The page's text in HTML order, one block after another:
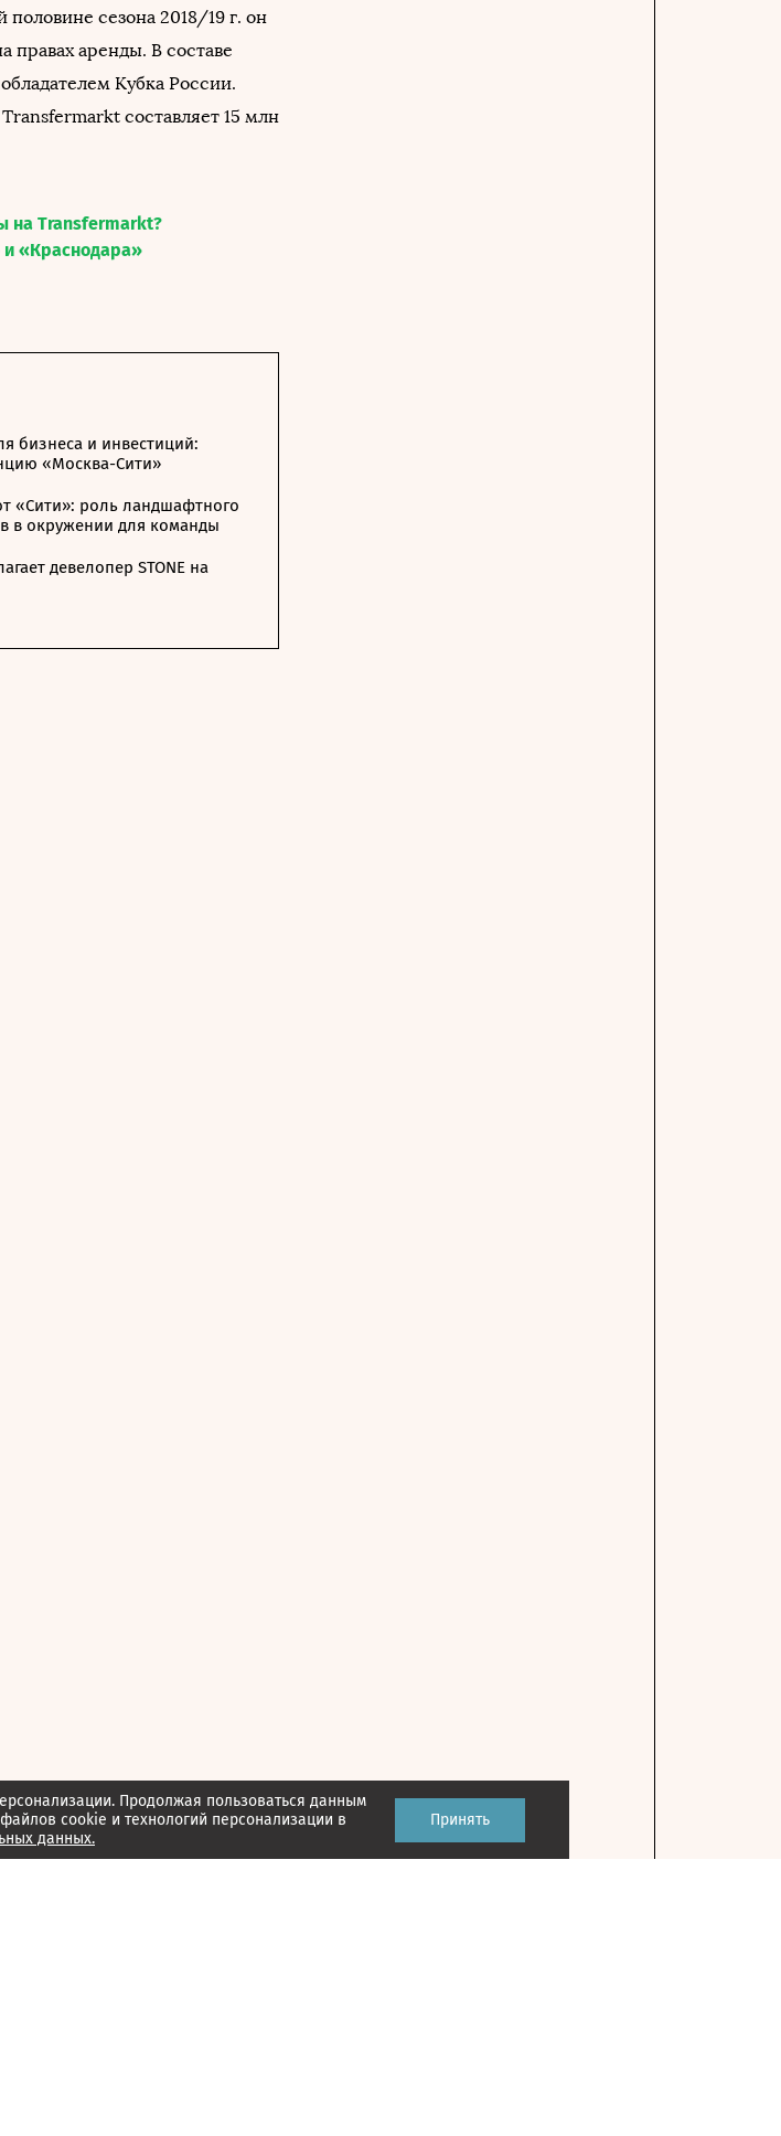
Продолжая пользоваться данным
cookie и технологий персонализации в
данных.
Принять
половине сезона 2018/19 г. он
правах аренды. В составе
Кубка России.
составляет 15 млн
на Transfermarkt?
и «Краснодара»
бизнеса и инвестиций:
«Москва-Сити»
«Сити»: роль ландшафтного
в окружении для команды
девелопер STONE на